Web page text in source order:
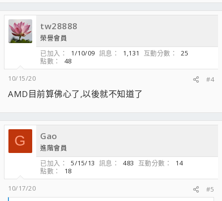
a
c
t
i
o
：
tw28888
榮譽會員
已加入
1/10/09 訊息 1,131 互動分數
25
點數
48
10/15/20
#4
AMD目前算佛心了,以後就不知道了
G Gao
進階會員
已加入
5/15/13 訊息 483 互動分數
14
點數
18
10/17/20
#5